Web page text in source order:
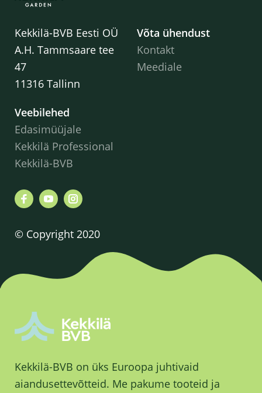
Kekkilä-BVB Eesti OÜ
A.H. Tammsaare tee
47
11316 Tallinn
Võta ühendust
Kontakt
Meediale
Veebilehed
Edasimüüjale
Kekkilä Professional
Kekkilä-BVB
© Copyright 2020
Kekkilä-BVB on üks Euroopa juhtivaid
aiandusettevõtteid. Me pakume tooteid ja